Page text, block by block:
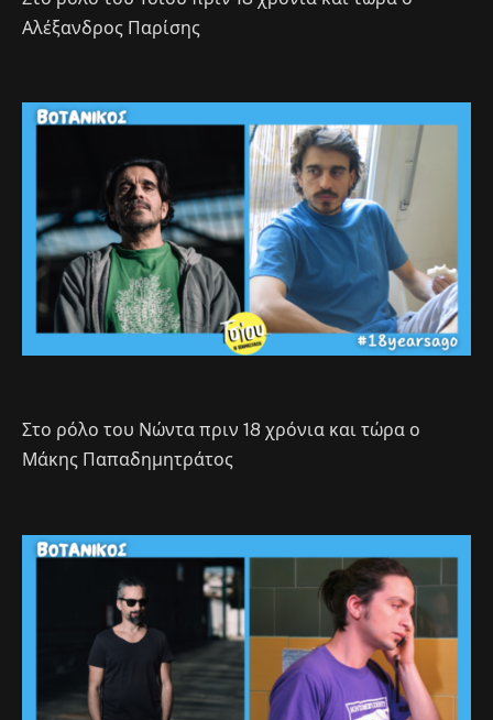
Αλέξανδρος Παρίσης
Στο ρόλο του Νώντα πριν 18 χρόνια και τώρα ο
Μάκης Παπαδημητράτος